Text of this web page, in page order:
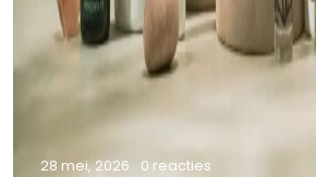
28 mei, 2026 0 reacties